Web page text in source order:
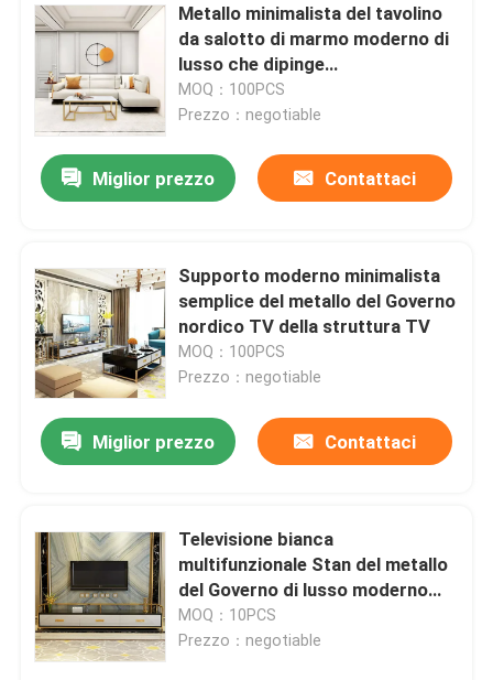
Metallo minimalista del tavolino
da salotto di marmo moderno di
lusso che dipinge
personalizzazione dell'OEM
MOQ：100PCS
Prezzo：negotiable
Miglior prezzo Contattaci
Supporto moderno minimalista
semplice del metallo del Governo
nordico TV della struttura TV
MOQ：100PCS
Prezzo：negotiable
Miglior prezzo Contattaci
Televisione bianca
multifunzionale Stan del metallo
del Governo di lusso moderno
della struttura TV
MOQ：10PCS
Prezzo：negotiable